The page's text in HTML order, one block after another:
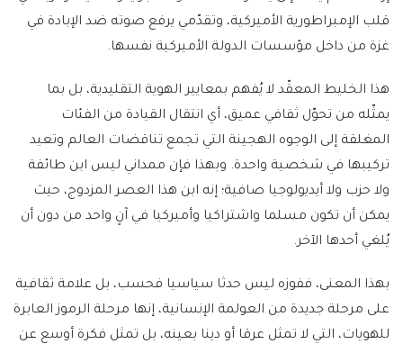
قلب الإمبراطورية الأميركية، وتقدّمي يرفع صوته ضد الإبادة في
غزة من داخل مؤسسات الدولة الأميركية نفسها.
هذا الخليط المعقّد لا يُفهم بمعايير الهوية التقليدية، بل بما
يمثّله من تحوّل ثقافي عميق، أي انتقال القيادة من الفئات
المغلقة إلى الوجوه الهجينة التي تجمع تناقضات العالم وتعيد
تركيبها في شخصية واحدة. وبهذا فإن ممداني ليس ابن طائفة
ولا حزب ولا أيديولوجيا صافية؛ إنه ابن هذا العصر المزدوج، حيث
يمكن أن تكون مسلما واشتراكيا وأميركيا في آنٍ واحد من دون أن
يُلغي أحدها الآخر.
بهذا المعنى، ففوزه ليس حدثا سياسيا فحسب، بل علامة ثقافية
على مرحلة جديدة من العولمة الإنسانية، إنها مرحلة الرموز العابرة
للهويات، التي لا تمثل عرقا أو دينا بعينه، بل تمثل فكرة أوسع عن